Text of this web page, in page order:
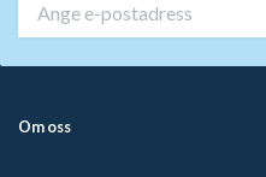
Om oss